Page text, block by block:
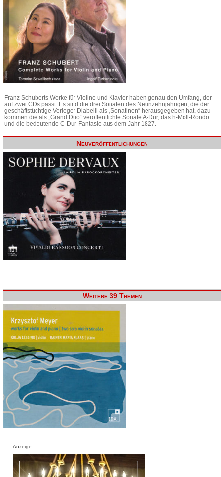
Franz Schuberts Werke für Violine und Klavier haben genau den Umfang, der
auf zwei CDs passt. Es sind die drei Sonaten des Neunzehnjährigen, die der
geschäftstüchtige Verleger Diabelli als „Sonatinen“ herausgegeben hat, dazu
kommen die als „Grand Duo“ veröffentlichte Sonate A-Dur, das h-Moll-Rondo
und die bedeutende C-Dur-Fantasie aus dem Jahr 1827.
Neuveröffentlichungen
Weitere 39 Themen
Anzeige